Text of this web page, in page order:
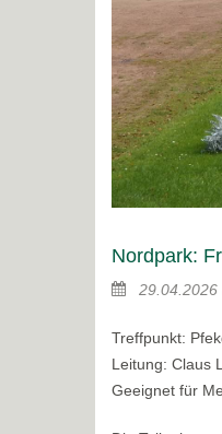
Nordpark:
29.04.2026
Treffpunkt:
Leitung: Claus
Geeignet für